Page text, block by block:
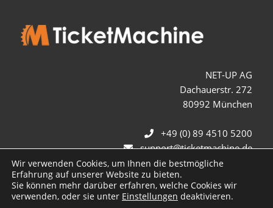
NET-UP AG
Dachauerstr. 272
80992 München
+49 (0) 89 4510 5200
support@ticketmachine.de
Wir verwenden Cookies, um Ihnen die bestmögliche
Erfahrung auf unserer Website zu bieten.
Sie können mehr darüber erfahren, welche Cookies wir
verwenden, oder sie unter Einstellungen deaktivieren.